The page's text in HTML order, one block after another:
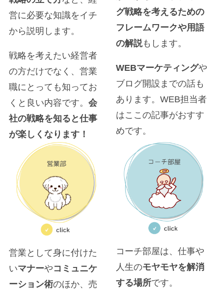
営に必要な知識をイチ
から説明します。
戦略を考えたい経営者
の方だけでなく、営業
職にとっても知ってお
くと良い内容です。 会
社の戦略を知ると仕事
が楽しくなります！
グ戦略を考えるための
フレームワークや用語
の解説もします。
WEBマーケティングや
ブログ開設までの話も
あります。WEB担当者
はここの記事がおすす
めです。
営業として身に付けた
いマナーやコミュニケ
ーション術のほか、売
コーチ部屋は、仕事や
人生のモヤモヤを解消
する場所です。